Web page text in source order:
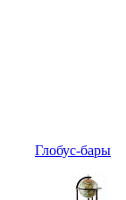
Глобус-бары